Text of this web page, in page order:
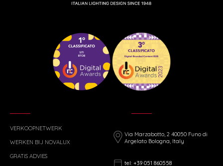
VERKOOPNETWERK
WERKEN BIJ NOVALUX
GRATIS ADVIES
Via Marzabotto, 2 40050 Funo di
Argelato Bologna, Italy
tel: +39 051 860558